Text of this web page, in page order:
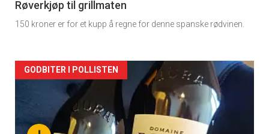
2
Røverkjøp til grillmaten
150 kroner er for et kupp å regne for denne spanske rødvinen.
Forsiden
akkurat
nå
GODBITER I POLLISTEN